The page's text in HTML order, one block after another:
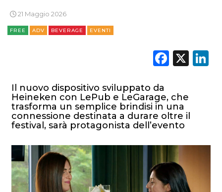
21 Maggio 2026
FREE ADV BEVERAGE EVENTI
X
Il nuovo dispositivo sviluppato da
Heineken con LePub e LeGarage, che
trasforma un semplice brindisi in una
connessione destinata a durare oltre il
festival, sarà protagonista dell’evento